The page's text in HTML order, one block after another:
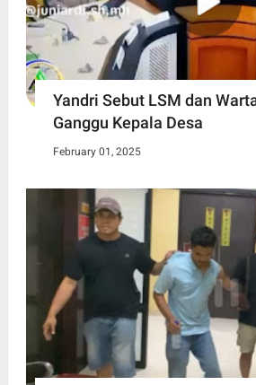
Yandri Sebut LSM dan
Ganggu Kepala Desa
February 01, 2025